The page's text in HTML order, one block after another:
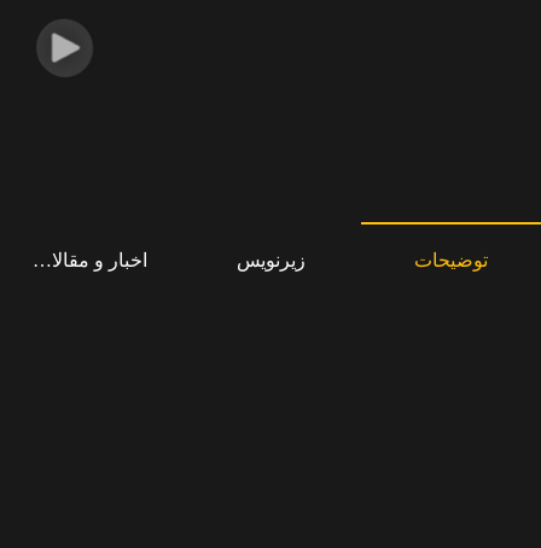
توضیحات زیرنویس اخبار و مقالات